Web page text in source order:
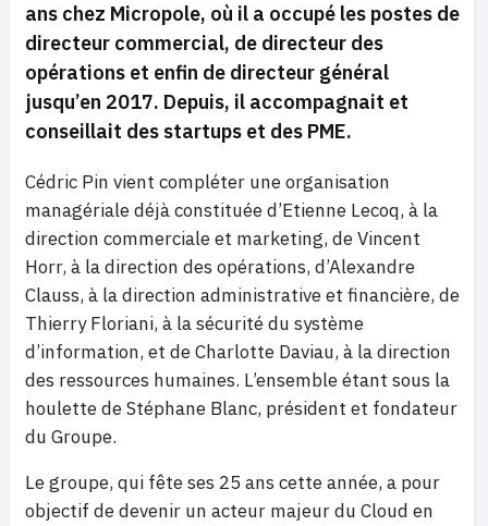
ans chez Micropole, où il a occupé les postes de
directeur commercial, de directeur des
opérations et enfin de directeur général
jusqu’en 2017. Depuis, il accompagnait et
conseillait des startups et des PME.
Cédric Pin vient compléter une organisation
managériale déjà constituée d’Etienne Lecoq, à la
direction commerciale et marketing, de Vincent
Horr, à la direction des opérations, d’Alexandre
Clauss, à la direction administrative et financière, de
Thierry Floriani, à la sécurité du système
d’information, et de Charlotte Daviau, à la direction
des ressources humaines. L’ensemble étant sous la
houlette de Stéphane Blanc, président et fondateur
du Groupe.
Le groupe, qui fête ses 25 ans cette année, a pour
objectif de devenir un acteur majeur du Cloud en